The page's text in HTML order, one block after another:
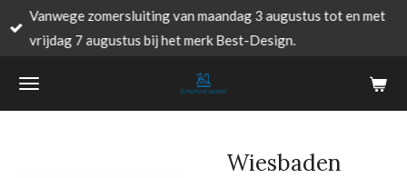
Ga
direct
de
Vanwege zomersluiting van maandag 3 augustus tot en met
vrijdag 7 augustus bij het merk Best-Design.
Wiesbaden